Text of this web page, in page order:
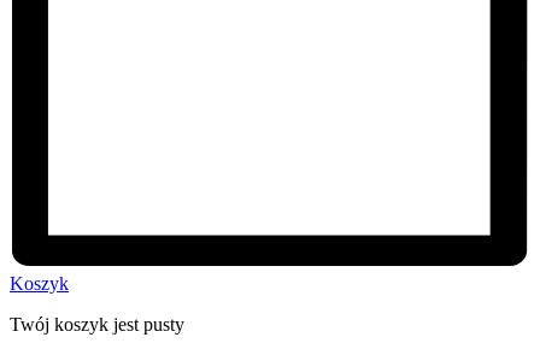
Koszyk
Twój koszyk jest pusty